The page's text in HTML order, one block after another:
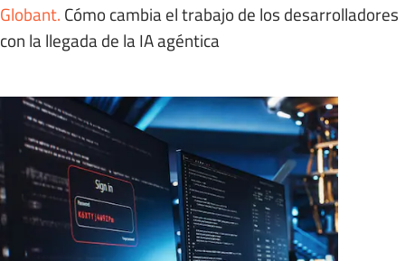
Globant. Cómo cambia el trabajo de los desarrolladores
con la llegada de la IA agéntica